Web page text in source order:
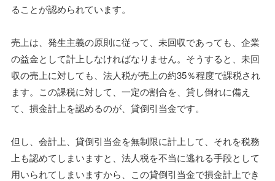
ることが認められています。
売上は、発生主義の原則に従って、未回収であっても、企業
の益金として計上しなければなりません。そうすると、未回
収の売上に対しても、法人税が売上の約35％程度で課税され
ます。この課税に対して、一定の割合を、貸し倒れに備え
て、損金計上を認めるのが、貸倒引当金です。
但し、会計上、貸倒引当金を無制限に計上して、それを税務
上も認めてしまいますと、法人税を不当に逃れる手段として
用いられてしまいますから、この貸倒引当金で損金計上でき